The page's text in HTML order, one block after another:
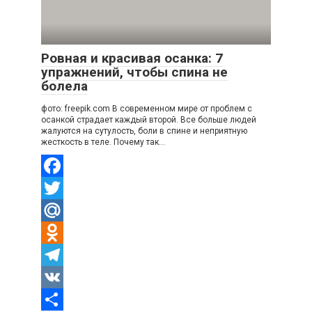
Ровная и красивая осанка: 7
упражнений, чтобы спина не
болела
фото: freepik.com В современном мире от проблем с
осанкой страдает каждый второй. Все больше людей
жалуются на сутулость, боли в спине и неприятную
жесткость в теле. Почему так…
Facebook
Twitter
Mail.Ru
Odnoklassniki
Telegram
VK